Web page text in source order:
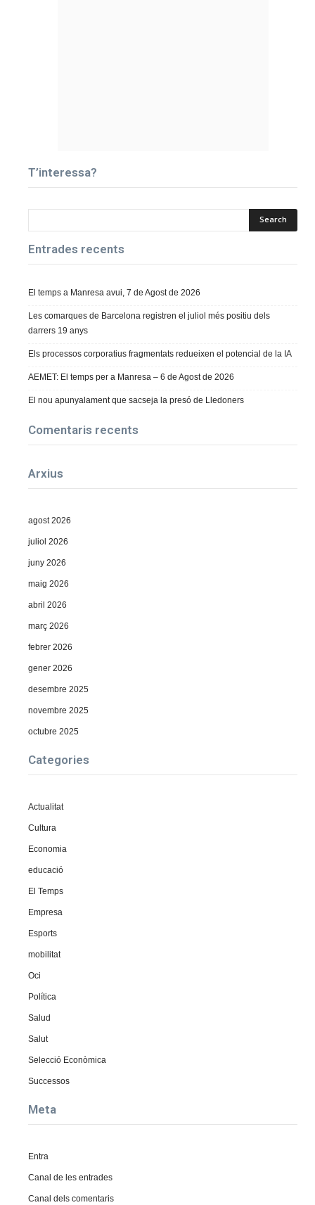
T’interessa?
Entrades recents
El temps a Manresa avui, 7 de Agost de 2026
Les comarques de Barcelona registren el juliol més positiu dels
darrers 19 anys
Els processos corporatius fragmentats redueixen el potencial de la IA
AEMET: El temps per a Manresa – 6 de Agost de 2026
El nou apunyalament que sacseja la presó de Lledoners
Comentaris recents
Arxius
agost 2026
juliol 2026
juny 2026
maig 2026
abril 2026
març 2026
febrer 2026
gener 2026
desembre 2025
novembre 2025
octubre 2025
Categories
Actualitat
Cultura
Economia
educació
El Temps
Empresa
Esports
mobilitat
Oci
Política
Salud
Salut
Selecció Econòmica
Successos
Meta
Entra
Canal de les entrades
Canal dels comentaris